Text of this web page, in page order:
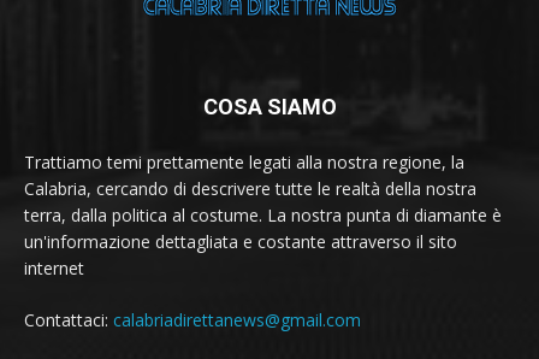
COSA SIAMO
Trattiamo temi prettamente legati alla nostra regione, la
Calabria, cercando di descrivere tutte le realtà della nostra
terra, dalla politica al costume. La nostra punta di diamante è
un'informazione dettagliata e costante attraverso il sito
internet
Contattaci: calabriadirettanews@gmail.com